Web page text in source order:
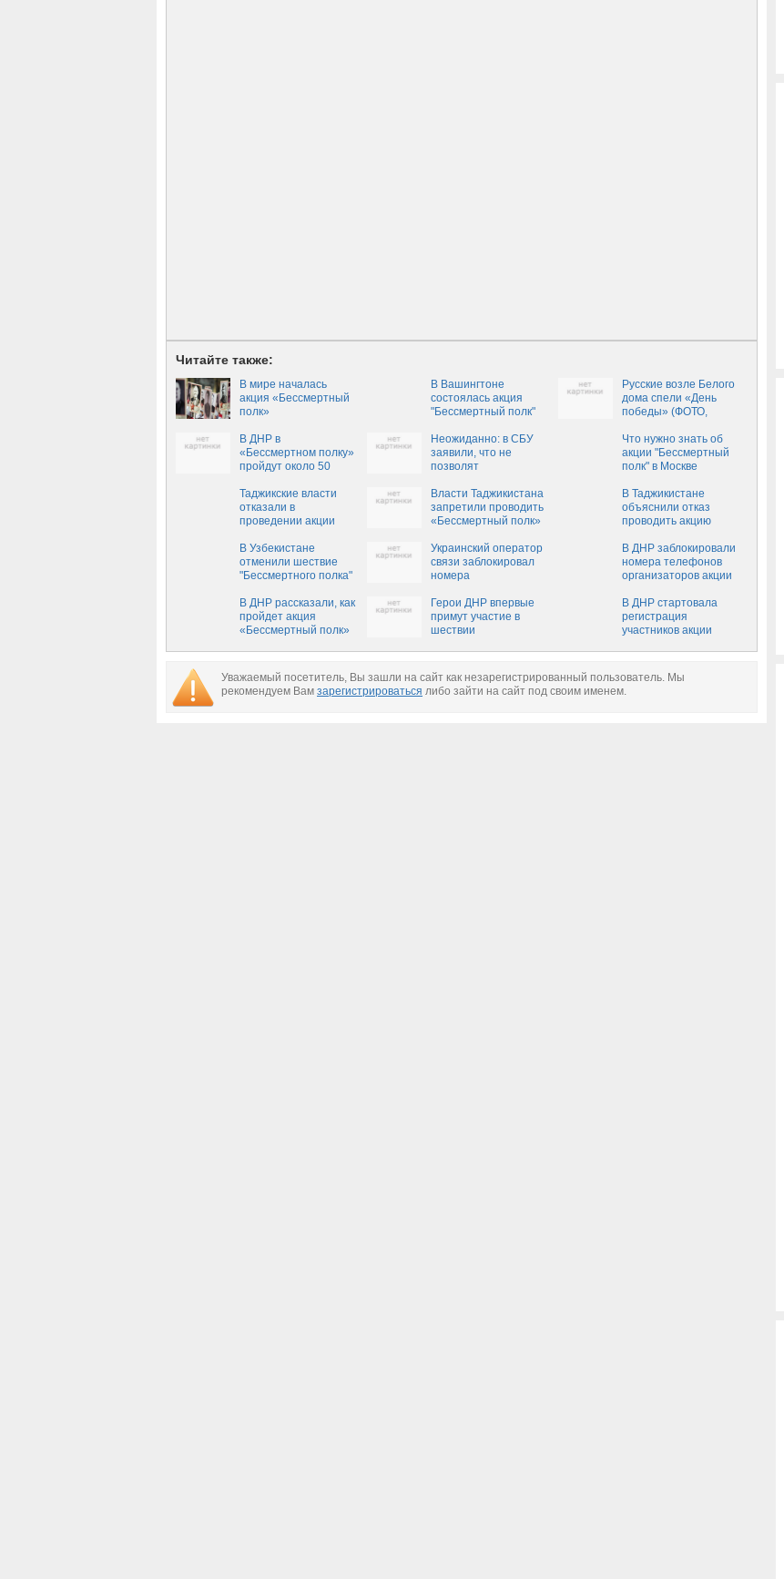
Читайте также:
В мире началась
акция «Бессмертный
полк»
В Вашингтоне
состоялась акция
"Бессмертный полк"
Русские возле Белого
дома спели «День
победы» (ФОТО,
В ДНР в
«Бессмертном полку»
пройдут около 50
Неожиданно: в СБУ
заявили, что не
позволят
«Бессмертный полк» в
Киеве (ВИДЕО)
Что нужно знать об
акции "Бессмертный
полк" в Москве
Таджикские власти
отказали в
проведении акции
Власти Таджикистана
запретили проводить
«Бессмертный полк»
В Таджикистане
объяснили отказ
проводить акцию
В Узбекистане
отменили шествие
"Бессмертного полка"
Украинский оператор
связи заблокировал
номера
«Бессмертный полк» в
ДНР
В ДНР заблокировали
номера телефонов
организаторов акции
В ДНР рассказали, как
пройдет акция
«Бессмертный полк»
Герои ДНР впервые
примут участие в
шествии
В ДНР стартовала
регистрация
участников акции
Уважаемый посетитель, Вы зашли на сайт как незарегистрированный пользователь. Мы
рекомендуем Вам зарегистрироваться либо зайти на сайт под своим именем.